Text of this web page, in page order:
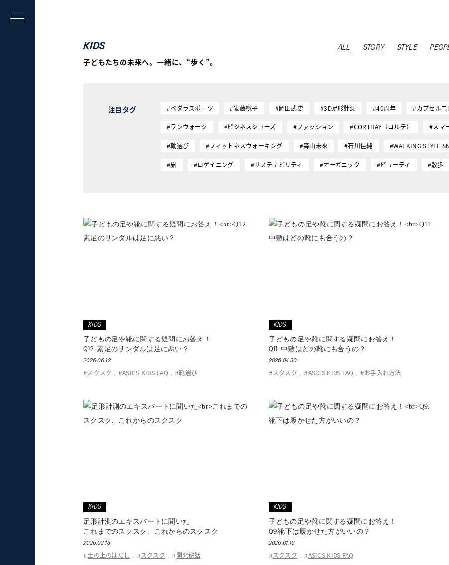
KIDS
子どもたちの未来へ。一緒に、“歩く”。
ALL STORY STYLE
注目タグ #ペダラスポーツ #安藤桃子 #岡田武史 #3D足形計測 #40周年 #カプセルコ
#ランウォーク #ビジネスシューズ #ファッション #CORTHAY（コルテ） #スマ
#靴選び #フィットネスウォーキング #森山未來 #石川佳純 #WALKING STYLE
#旅 #ロゲイニング #サステナビリティ #オーガニック #ビューティ #散歩
KIDS
子どもの足や靴に関する疑問にお答え！
Q12. 素足のサンダルは足に悪い？
2026.06.12
# スクスク , #ASICS KIDS FAQ , #靴選び
KIDS
子どもの足や靴に関する疑問にお答え！
Q11. 中敷はどの靴にも合うの？
2026.04.30
# スクスク , # ASICS KIDS FAQ , # お手入れ方法
KIDS
足形計測のエキスパートに聞いた
これまでのスクスク、これからのスクスク
2026.02.13
#土の上のはだし , # スクスク , # 開発秘話
KIDS
子どもの足や靴に関する疑問にお答え！
Q9.靴下は履かせた方がいいの？
2026.01.16
# スクスク , # ASICS KIDS FAQ